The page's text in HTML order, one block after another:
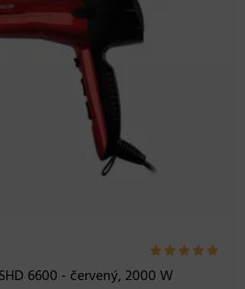
6600 - červený, 2000 W